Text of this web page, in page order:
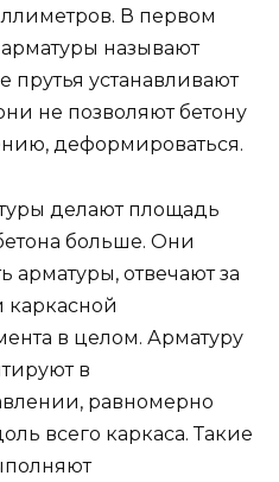
В первом
называют
устанавливают
не позволяют бетону
деформироваться.
делают площадь
больше. Они
арматуры, отвечают за
в целом. Арматуру
в
равномерно
всего каркаса. Такие